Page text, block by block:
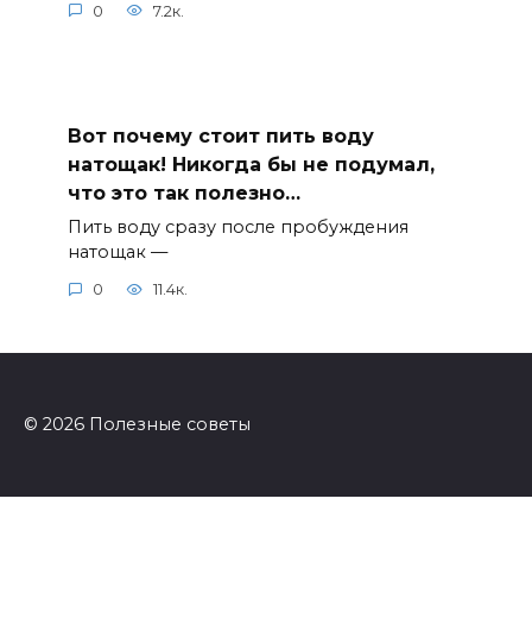
0 7.2к.
Вот почему стоит пить воду
натощак! Никогда бы не подумал,
что это так полезно…
Пить воду сразу после пробуждения
натощак —
0 11.4к.
© 2026 Полезные советы